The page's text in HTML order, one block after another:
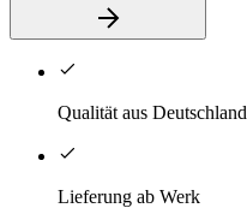
Qualität aus Deutschland
Lieferung ab Werk